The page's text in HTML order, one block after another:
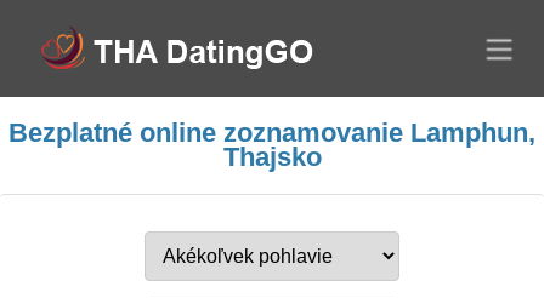
Bezplatné online zoznamovanie Lamphun,
Thajsko